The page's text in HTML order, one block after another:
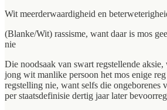
Wit meerderwaardigheid en
(Blanke/Wit) rassisme, want daar is mos
nie
Die noodsaak van swart regstellende
jong wit manlike persoon het mos enige
regstelling nie, want selfs die ongeborenes
per staatsdefinisie dertig jaar later bevoorreg